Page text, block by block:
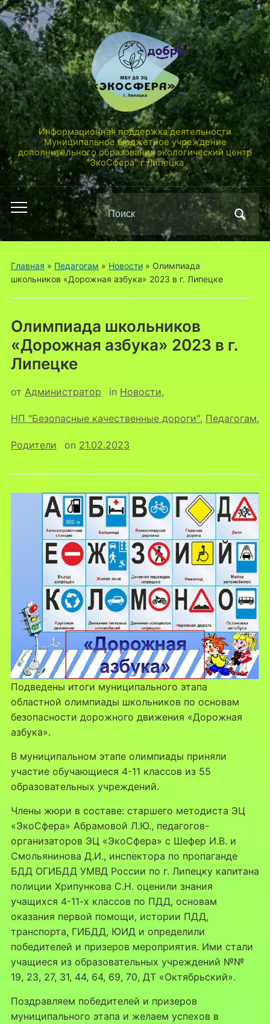
Информационная поддержка деятельности
Муниципальное бюджетное учреждение
дополнительного образования экологический центр
"ЭкоСфера" г.Липецка
Переключить
мобильное
меню
Поиск
по:
Главная » Педагогам » Новости» Олимпиада
школьников «Дорожная азбука» 2023 в г. Липецке
Олимпиада школьников
«Дорожная азбука» 2023 в г.
Липецке
от Администратор in Новости,
НП "Безопасные качественные дороги", Педагогам,
Родители on 21.02.2023
Подведены итоги муниципального этапа
областной олимпиады школьников по основам
безопасности дорожного движения «Дорожная
азбука».
В муниципальном этапе олимпиады приняли
участие обучающиеся 4-11 классов из 55
образовательных учреждений.
Члены жюри в составе: старшего методиста ЭЦ
«ЭкоСфера» Абрамовой Л.Ю., педагогов-
организаторов ЭЦ «ЭкоСфера» с Шефер И.В. и
Смольянинова Д.И., инспектора по пропаганде
БДД ОГИБДД УМВД России по г. Липецку капитана
полиции Хрипункова С.Н. оценили знания
учащихся 4-11-х классов по ПДД, основам
оказания первой помощи, истории ПДД,
транспорта, ГИБДД, ЮИД и определили
победителей и призеров мероприятия. Ими стали
учащиеся из образовательных учреждений №№
19, 23, 27, 31, 44, 64, 69, 70, ДТ «Октябрьский».
Поздравляем победителей и призеров
муниципального этапа и желаем успехов в